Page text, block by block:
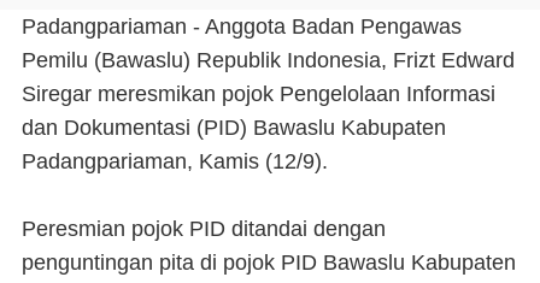
Padangpariaman - Anggota Badan Pengawas
Pemilu (Bawaslu) Republik Indonesia, Frizt Edward
Siregar meresmikan pojok Pengelolaan Informasi
dan Dokumentasi (PID) Bawaslu Kabupaten
Padangpariaman, Kamis (12/9).
Peresmian pojok PID ditandai dengan
penguntingan pita di pojok PID Bawaslu Kabupaten